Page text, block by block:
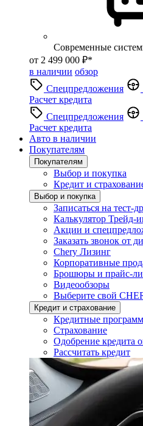
Современные
от 2 499 000 ₽*
в наличии обзор
Спецпредложения
Расчет кредита
Спецпредложения
Расчет кредита
Авто в наличии
Покупателям
Покупателям
Выбор и покупка
Кредит и
Выбор и покупка
Записаться на тест-
Калькулятор Трейд-
Акции и
Заказать звонок от
Chery Лизинг
Корпоративные
Брошюры и прайс-
Видеообзоры
Выберите свой
Кредит и страхование
Кредитные
Страхование
Одобрение кредита
Рассчитать кредит